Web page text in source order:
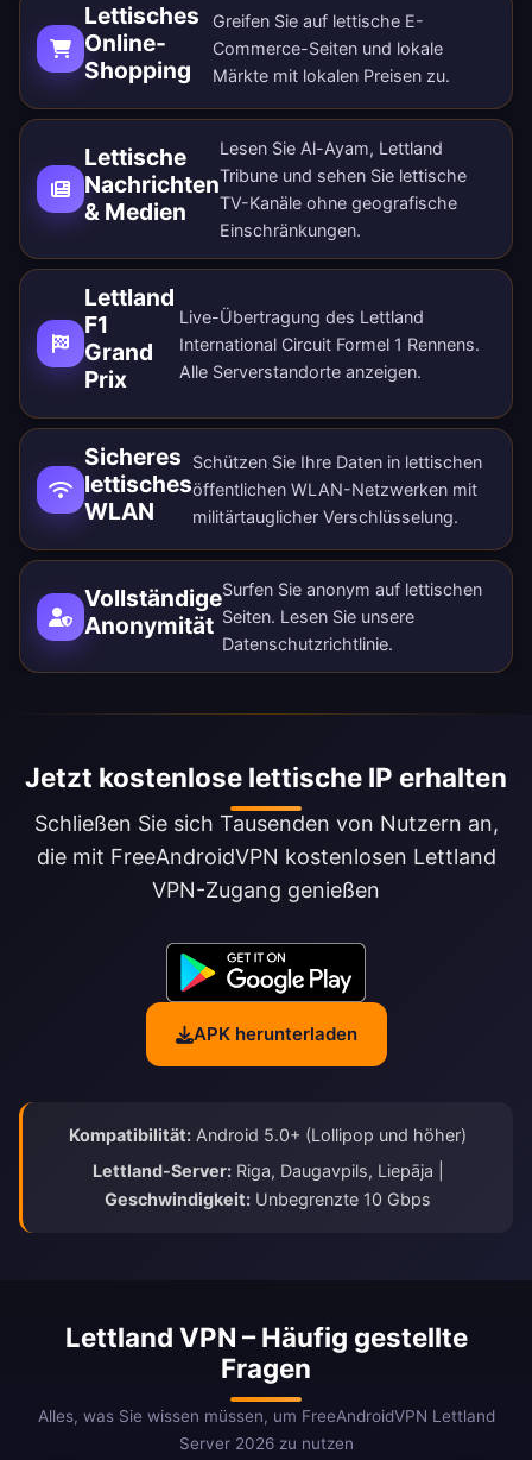
Lettisches
Online-
Shopping
Greifen Sie auf lettische E-
Commerce-Seiten und lokale
Märkte mit lokalen Preisen zu.
Lettische
Nachrichten
& Medien
Lesen Sie Al-Ayam, Lettland
Tribune und sehen Sie lettische
TV-Kanäle ohne geografische
Einschränkungen.
Lettland
F1
Grand
Prix
Live-Übertragung des Lettland
International Circuit Formel 1 Rennens.
Alle Serverstandorte anzeigen.
Sicheres
lettisches
WLAN
Schützen Sie Ihre Daten in lettischen
öffentlichen WLAN-Netzwerken mit
militärtauglicher Verschlüsselung.
Vollständige
Anonymität
Surfen Sie anonym auf lettischen
Seiten. Lesen Sie unsere
Datenschutzrichtlinie.
Jetzt kostenlose lettische IP erhalten
Schließen Sie sich Tausenden von Nutzern an,
die mit FreeAndroidVPN kostenlosen Lettland
VPN-Zugang genießen
APK herunterladen
Kompatibilität: Android 5.0+ (Lollipop und höher)
Lettland-Server:Riga, Daugavpils, Liepāja |
Geschwindigkeit: Unbegrenzte 10 Gbps
Lettland VPN – Häufig gestellte
Fragen
Alles, was Sie wissen müssen, um FreeAndroidVPN Lettland
Server 2026 zu nutzen